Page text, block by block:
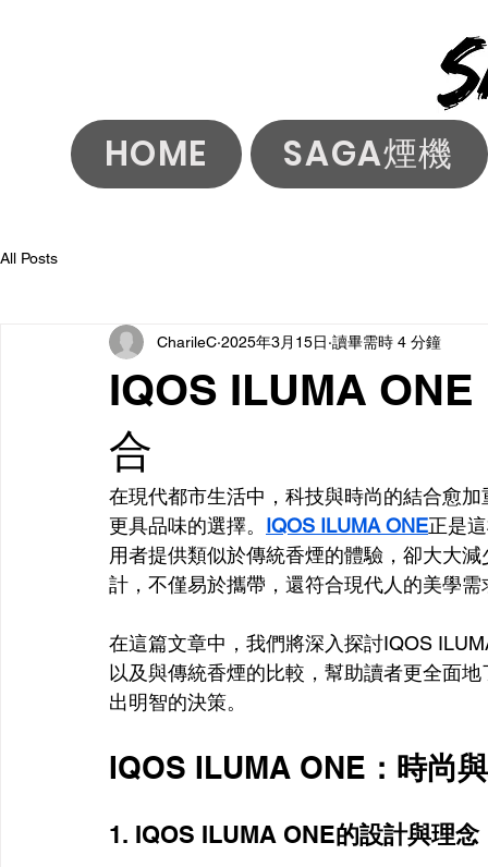
HOME SAGA煙機
All Posts
IQOS ILUMA
合
CharileC 2025年3月15日 讀畢需時 4 分鐘
在現代都市生活中，科技與時尚的結合愈
更具品味的選擇。 IQOS ILUMA ONE正是
用者提供類似於傳統香煙的體驗，卻大大
計，不僅易於攜帶，還符合現代人的美學
在這篇文章中，我們將深入探討IQOS
以及與傳統香煙的比較，幫助讀者更全面
出明智的決策。
IQOS ILUMA ONE ：時尚
1. IQOS ILUMA ONE的設計與理念